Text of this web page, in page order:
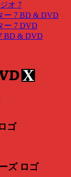
オ 7
ー 7 BD & DVD
ー 7 DVD
BD & DVD